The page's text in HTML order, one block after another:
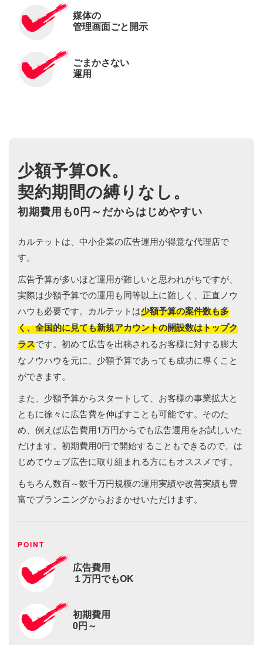
媒体の
管理画面ごと開示
ごまかさない
運用
少額予算OK。
契約期間の縛りなし。
初期費用も0円～だからはじめやすい
カルテットは、中小企業の広告運用が得意な代理店で
す。
広告予算が多いほど運用が難しいと思われがちですが、
実際は少額予算での運用も同等以上に難しく、正直ノウ
ハウも必要です。カルテットは少額予算の案件数も多
く、全国的に見ても新規アカウントの開設数はトップク
ラスです。初めて広告を出稿されるお客様に対する膨大
なノウハウを元に、少額予算であっても成功に導くこと
ができます。
また、少額予算からスタートして、お客様の事業拡大と
ともに徐々に広告費を伸ばすことも可能です。そのた
め、例えば広告費用1万円からでも広告運用をお試しいた
だけます。初期費用0円で開始することもできるので、は
じめてウェブ広告に取り組まれる方にもオススメです。
もちろん数百～数千万円規模の運用実績や改善実績も豊
富でプランニングからおまかせいただけます。
広告費用
１万円でもOK
初期費用
0円～